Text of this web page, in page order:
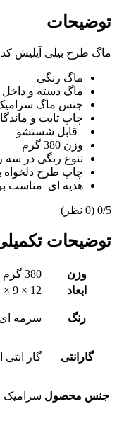
توضیحات
ماگ طرح بیلی آیلیش کد 011
ماگ رنگی
ماگ دسته و داخل
جنس ماگ
چاپ ثابت و
قابل شستشو
وزن 380 گرم
تنوع رنگی در سه
چاپ طرح دلخواه
هدیه ای مناسب
‫0/5 ‫(0 نظر)
توضیحات
وزن
380 گرم
ابعاد
12 × 9 × 11 سانتیمتر
رنگ سرمه
گارانتی گار
جنس محصول سرامیک